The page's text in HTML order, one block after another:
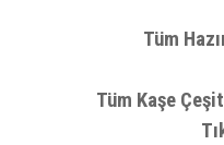
Tüm
Tüm Kaşe